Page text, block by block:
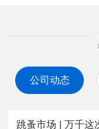
公司动态
跳蚤市场 | 万千这